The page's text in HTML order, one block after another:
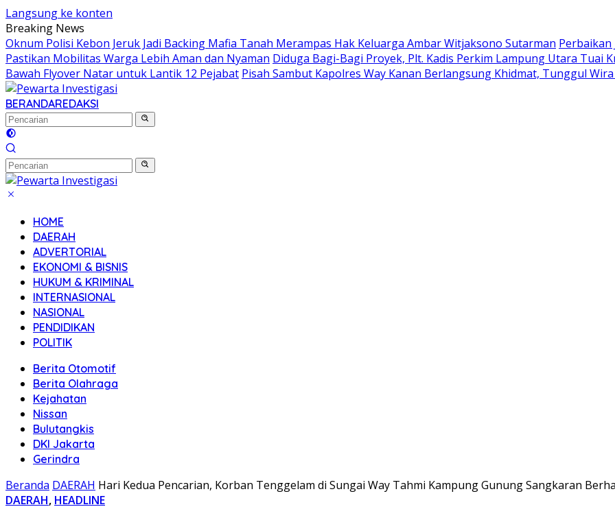
Langsung ke konten
Breaking News
Oknum Polisi Kebon Jeruk Jadi Backing Mafia Tanah Merampas Hak Keluarga Ambar Witjaksono Sutarman Perbaikan
Pastikan Mobilitas Warga Lebih Aman dan Nyaman Diduga Bagi-Bagi Proyek, Plt. Kadis Perkim Lampung Utara Tuai
Bawah Flyover Natar untuk Lantik 12 Pejabat Pisah Sambut Kapolres Way Kanan Berlangsung Khidmat, Tunggul
BERANDAREDAKSI
HOME
DAERAH
ADVERTORIAL
EKONOMI & BISNIS
HUKUM & KRIMINAL
INTERNASIONAL
NASIONAL
PENDIDIKAN
POLITIK
Berita Otomotif
Berita Olahraga
Kejahatan
Nissan
Bulutangkis
DKI Jakarta
Gerindra
Beranda DAERAH Hari Kedua Pencarian, Korban Tenggelam di Sungai Way Tahmi Kampung Gunung Sangkaran
DAERAH, HEADLINE